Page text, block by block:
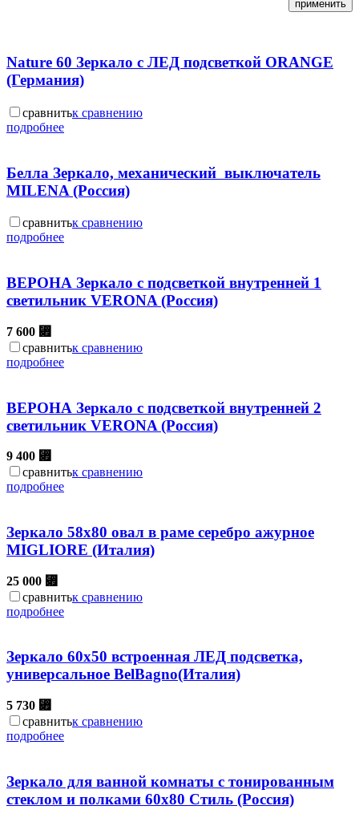
Nature 60 Зеркало с ЛЕД подсветкой ORANGE
(Германия)
сравнитьк сравнению
подробнее
Белла Зеркало, механический выключатель
MILENA (Россия)
сравнитьк сравнению
подробнее
ВЕРОНА Зеркало с подсветкой внутренней 1
светильник VERONA (Россия)
7 600 ⃏
сравнитьк сравнению
подробнее
ВЕРОНА Зеркало с подсветкой внутренней 2
светильник VERONA (Россия)
9 400 ⃏
сравнитьк сравнению
подробнее
Зеркало 58х80 овал в раме серебро ажурное
MIGLIORE (Италия)
25 000 ⃏
сравнитьк сравнению
подробнее
Зеркало 60х50 встроенная ЛЕД подсветка,
универсальное BelBagno(Италия)
5 730 ⃏
сравнитьк сравнению
подробнее
Зеркало для ванной комнаты с тонированным
стеклом и полками 60х80 Стиль (Россия)